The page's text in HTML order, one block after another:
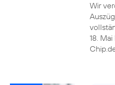
Wir
18.